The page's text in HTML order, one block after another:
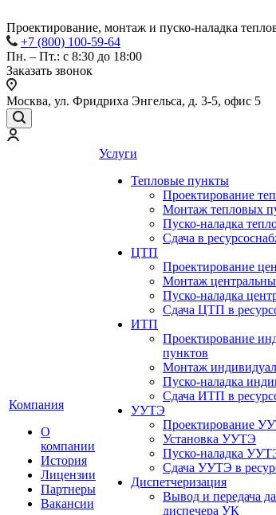
Проектирование, монтаж и пуско-наладка
+7 (800) 100-59-64
Пн. – Пт.: с 8:30 до 18:00
Заказать звонок
Москва, ул. Фридриха Энгельса, д. 3-5, офис 5
Компания
О
компании
История
Лицензии
Партнеры
Вакансии
Услуги
Тепловые пункты
Проектирование
Монтаж тепловых
Пуско-наладка
Сдача в
ЦТП
Проектирование
Монтаж
Пуско-наладка
Сдача ЦТП в
ИТП
Проектирование
пунктов
Монтаж
Пуско-наладка
Сдача ИТП в
УУТЭ
Проектирование
Установка УУТЭ
Пуско-наладка
Сдача УУТЭ в
Диспетчеризация
Вывод и передача
диспечера УК